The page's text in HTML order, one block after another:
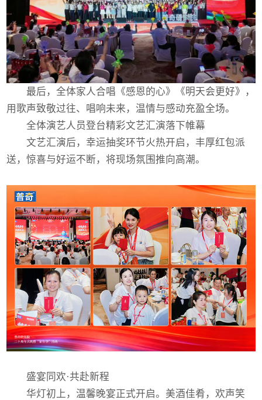
最后，全体家人合唱《感恩的心》《明天会更好》，
用歌声致敬过往、唱响未来，温情与感动充盈全场。
全体演艺人员登台精彩文艺汇演落下帷幕
文艺汇演后，幸运抽奖环节火热开启，丰厚红包派
送，惊喜与好运不断，将现场氛围推向高潮。
盛宴同欢·共赴新程
华灯初上，温馨晚宴正式开启。美酒佳肴，欢声笑